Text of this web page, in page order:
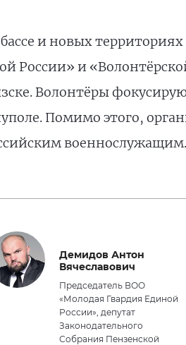
и новых
России» и
Волонтёры
Помимо этого,
военнослужащим.
Демидов Антон
Вячеславович
Председатель ВОО
«Молодая Гвардия Единой
России», депутат
Законодательного
Собрания Пензенской